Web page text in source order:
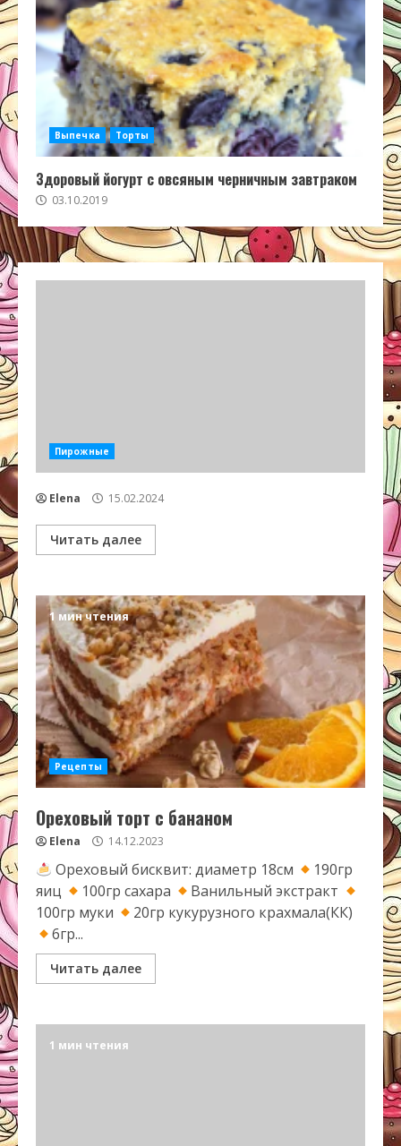
Выпечка Торты
Здоровый йогурт с овсяным черничным завтраком
03.10.2019
Пирожные
Elena 15.02.2024
Читать далее
1 мин чтения
Рецепты
Ореховый торт с бананом
Elena 14.12.2023
Ореховый бисквит: диаметр 18см
190гр
яиц
100гр сахара
Ванильный экстракт
100гр муки
20гр кукурузного крахмала(КК)
6гр...
Читать далее
1 мин чтения